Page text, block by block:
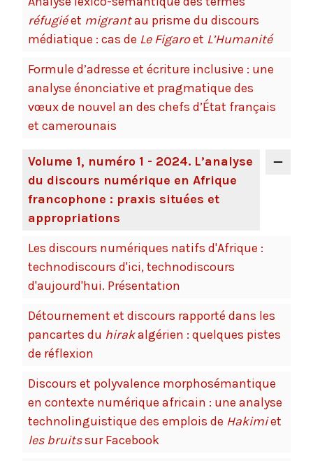
réfugiéet migrantau prisme du discours
médiatique : cas de Le Figaroet L’Humanité
Formule d’adresse et écriture inclusive : une
analyse énonciative et pragmatique des
vœux de nouvel an des chefs d’État français
et camerounais
Volume 1, numéro 1 - 2024. L’analyse
du discours numérique en Afrique
francophone : praxis situées et
appropriations
Les discours numériques natifs d'Afrique :
technodiscours d'ici, technodiscours
d'aujourd'hui. Présentation
Détournement et discours rapporté dans les
pancartes du hirakalgérien : quelques pistes
de réflexion
Discours et polyvalence morphosémantique
en contexte numérique africain : une analyse
technolinguistique des emplois de Hakimiet
les bruitssur Facebook